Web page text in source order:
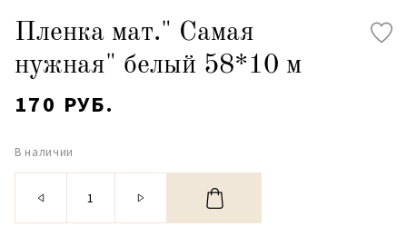
Пленка мат." Самая
нужная" белый 58*10 м
170 РУБ.
В наличии